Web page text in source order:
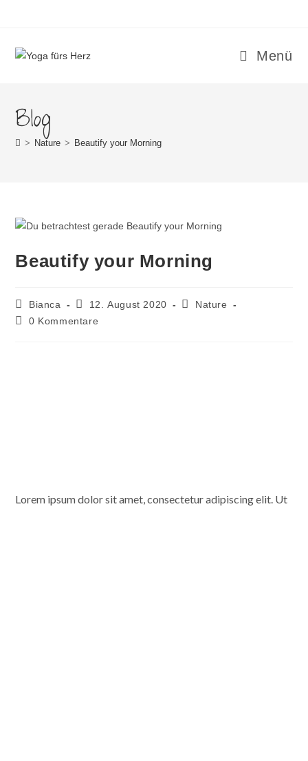
Menü
Blog
> Nature > Beautify your Morning
Beautify your Morning
Bianca 12. August 2020
Nature
0 Kommentare
Lorem ipsum dolor sit amet, consectetur adipiscing elit. Ut